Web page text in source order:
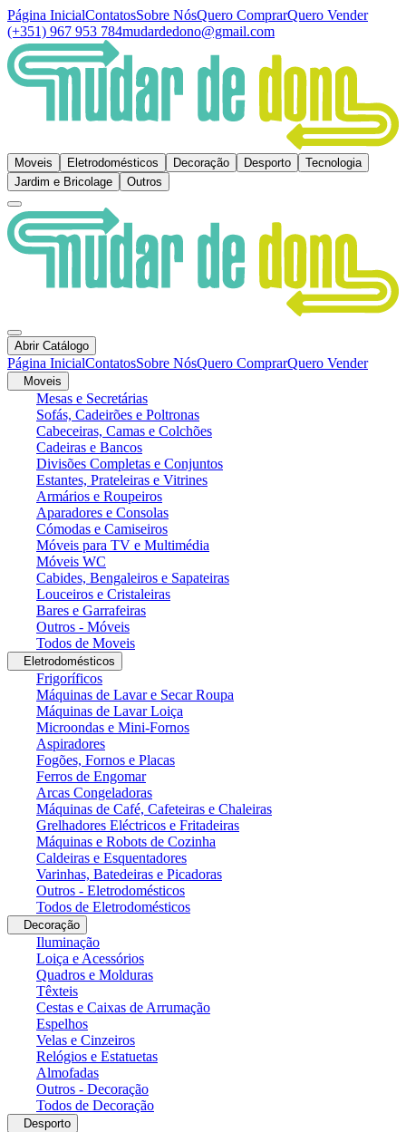
Página InicialContatosSobre NósQuero ComprarQuero Vender
(+351) 967 953 784mudardedono@gmail.com
Moveis Eletrodomésticos Decoração Desporto
Tecnologia
Jardim e Bricolage
Outros
Abrir Catálogo
Página InicialContatosSobre NósQuero ComprarQuero Vender
Moveis
Mesas e Secretárias
Sofás, Cadeirões e Poltronas
Cabeceiras, Camas e Colchões
Cadeiras e Bancos
Divisões Completas e Conjuntos
Estantes, Prateleiras e Vitrines
Armários e Roupeiros
Aparadores e Consolas
Cómodas e Camiseiros
Móveis para TV e Multimédia
Móveis WC
Cabides, Bengaleiros e Sapateiras
Louceiros e Cristaleiras
Bares e Garrafeiras
Outros - Móveis
Todos de Moveis
Eletrodomésticos
Frigoríficos
Máquinas de Lavar e Secar Roupa
Máquinas de Lavar Loiça
Microondas e Mini-Fornos
Aspiradores
Fogões, Fornos e Placas
Ferros de Engomar
Arcas Congeladoras
Máquinas de Café, Cafeteiras e Chaleiras
Grelhadores Eléctricos e Fritadeiras
Máquinas e Robots de Cozinha
Caldeiras e Esquentadores
Varinhas, Batedeiras e Picadoras
Outros - Eletrodomésticos
Todos de Eletrodomésticos
Decoração
Iluminação
Loiça e Acessórios
Quadros e Molduras
Têxteis
Cestas e Caixas de Arrumação
Espelhos
Velas e Cinzeiros
Relógios e Estatuetas
Almofadas
Outros - Decoração
Todos de Decoração
Desporto